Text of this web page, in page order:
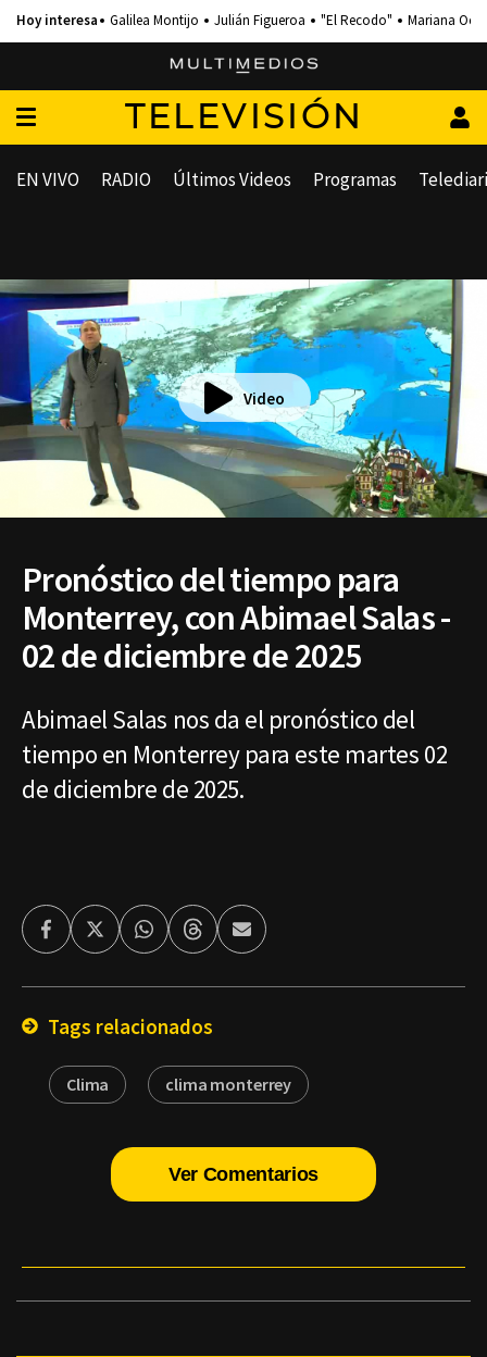
Galilea Montijo Julián Figueroa "El Recodo" Mariana
TELEVISIÓN
EN VIVO RADIO Últimos Videos Programas
Video
Pronóstico del tiempo para
Monterrey, con Abimael Salas -
02 de diciembre de 2025
Abimael Salas nos da el pronóstico del
tiempo en Monterrey para este martes 02
de diciembre de 2025.
FacebookTwitterWhatsappThreadsEnviar
por
Tags relacionados
Clima clima monterrey
Ver Comentarios